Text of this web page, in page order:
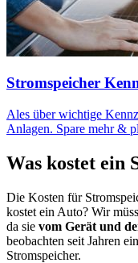
Stromspeicher
Ales über wichtige
Anlagen. Spare mehr &
Was kostet ein
Die Kosten für
kostet ein Auto? Wir
da sie vom Gerät und
beobachten seit Jahren
Stromspeicher.